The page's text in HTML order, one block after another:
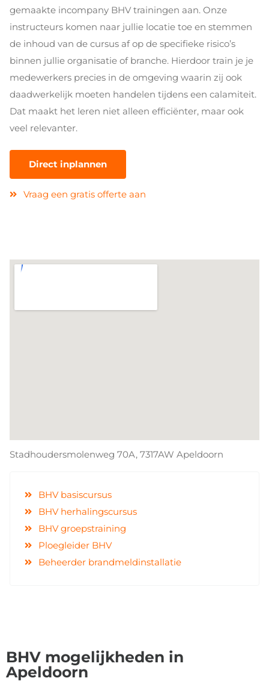
gemaakte incompany BHV trainingen aan. Onze
instructeurs komen naar jullie locatie toe en stemmen
de inhoud van de cursus af op de specifieke risico’s
binnen jullie organisatie of branche. Hierdoor train je je
medewerkers precies in de omgeving waarin zij ook
daadwerkelijk moeten handelen tijdens een calamiteit.
Dat maakt het leren niet alleen efficiënter, maar ook
veel relevanter.
Direct inplannen
Vraag een gratis offerte aan
Stadhoudersmolenweg 70A, 7317AW Apeldoorn
BHV basiscursus
BHV herhalingscursus
BHV groepstraining
Ploegleider BHV
Beheerder brandmeldinstallatie
BHV mogelijkheden in
Apeldoorn